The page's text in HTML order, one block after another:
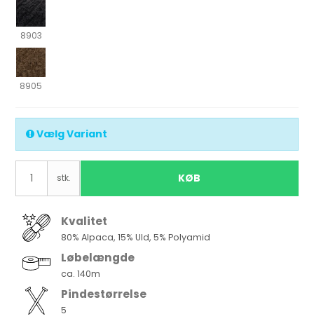
8903
8905
Vælg Variant
stk. KØB
Kvalitet
80% Alpaca, 15% Uld, 5% Polyamid
Løbelængde
ca. 140m
Pindestørrelse
5